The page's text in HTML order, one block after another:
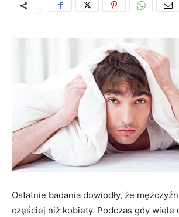
Ostatnie badania dowiodły, że
częściej niż kobiety. Podczas gdy wiele